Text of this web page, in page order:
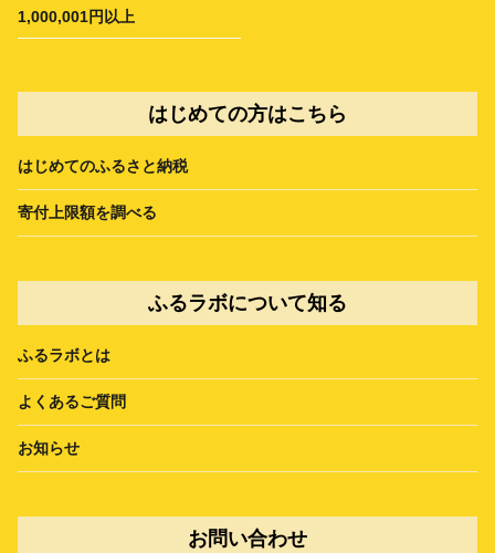
1,000,001円以上
はじめての方はこちら
はじめてのふるさと納税
寄付上限額を調べる
ふるラボについて知る
ふるラボとは
よくあるご質問
お知らせ
お問い合わせ